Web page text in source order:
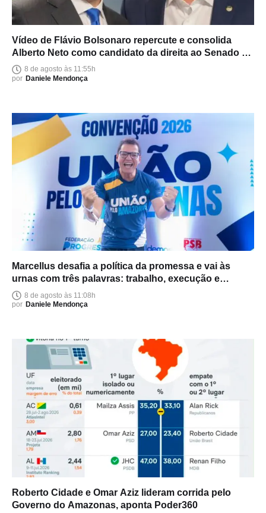
Vídeo de Flávio Bolsonaro repercute e consolida
Alberto Neto como candidato da direita ao Senado no
Amazonas
8 de agosto às 11:55h
por Daniele Mendonça
Marcellus desafia a política da promessa e vai às
urnas com três palavras: trabalho, execução e
entrega
8 de agosto às 11:08h
por Daniele Mendonça
Roberto Cidade e Omar Aziz lideram corrida pelo
Governo do Amazonas, aponta Poder360